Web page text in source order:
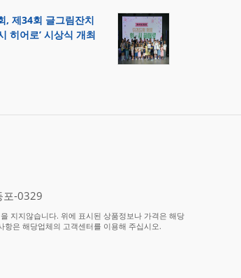
, 제34회 글그림잔치
히어로’ 시상식 개최
포-0329
지지않습니다. 위에 표시된 상품정보나 가격은 해당
은 해당업체의 고객센터를 이용해 주십시오.